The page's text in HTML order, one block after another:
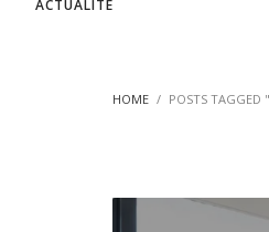
ACTUALITÉ
HOME POSTS TAGGED